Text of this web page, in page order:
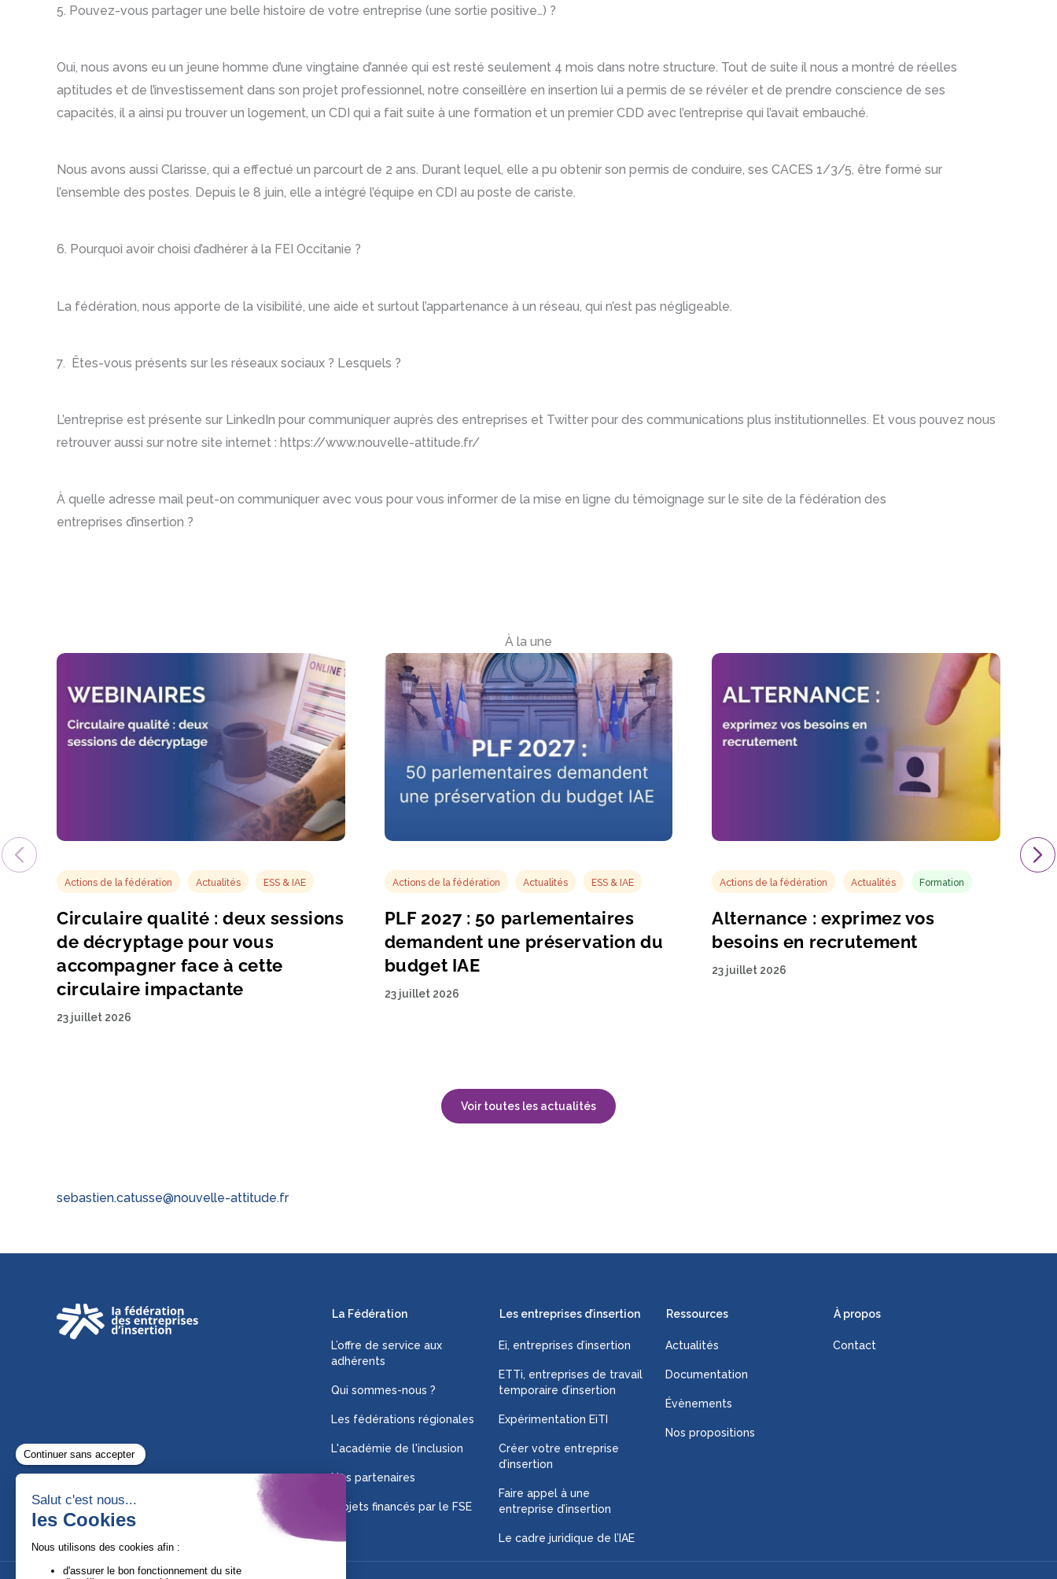
5. Pouvez-vous partager une belle histoire de votre entreprise (une sortie positive…) ?
Oui, nous avons eu un jeune homme d’une vingtaine d’année qui est resté seulement 4 mois dans notre structure. Tout de suite il nous a montré de réelles
aptitudes et de l’investissement dans son projet professionnel, notre conseillère en insertion lui a permis de se révéler et de prendre conscience de ses
capacités, il a ainsi pu trouver un logement, un CDI qui a fait suite à une formation et un premier CDD avec l’entreprise qui l’avait embauché.
Nous avons aussi Clarisse, qui a effectué un parcourt de 2 ans. Durant lequel, elle a pu obtenir son permis de conduire, ses CACES 1/3/5, être formé sur
l’ensemble des postes. Depuis le 8 juin, elle a intégré l’équipe en CDI au poste de cariste.
6. Pourquoi avoir choisi d’adhérer à la FEI Occitanie ?
La fédération, nous apporte de la visibilité, une aide et surtout l’appartenance à un réseau, qui n’est pas négligeable.
7. Êtes-vous présents sur les réseaux sociaux ? Lesquels ?
L’entreprise est présente sur LinkedIn pour communiquer auprès des entreprises et Twitter pour des communications plus institutionnelles. Et vous pouvez nous
retrouver aussi sur notre site internet : https://www.nouvelle-attitude.fr/
À quelle adresse mail peut-on communiquer avec vous pour vous informer de la mise en ligne du témoignage sur le site de la fédération des
entreprises d’insertion ?
À la une
Actions de la fédération Actualités ESS & IAE
Circulaire qualité : deux sessions
de décryptage pour vous
accompagner face à cette
circulaire impactante
23 juillet 2026
Actions de la fédération Actualités ESS & IAE
PLF 2027 : 50 parlementaires
demandent une préservation du
budget IAE
23 juillet 2026
Actions de la fédération Actualités Formation
Alternance : exprimez vos
besoins en recrutement
23 juillet 2026
Voir toutes les actualités
sebastien.catusse@nouvelle-attitude.fr
La Fédération
L’offre de service aux
adhérents
Qui sommes-nous ?
Les fédérations régionales
L'académie de l'inclusion
Nos partenaires
Projets financés par le FSE
Les entreprises d’insertion
Ei, entreprises d’insertion
ETTi, entreprises de travail
temporaire d’insertion
Expérimentation EiTI
Créer votre entreprise
d’insertion
Faire appel à une
entreprise d’insertion
Le cadre juridique de l’IAE
Ressources
Actualités
Documentation
Évènements
Nos propositions
À propos
Contact